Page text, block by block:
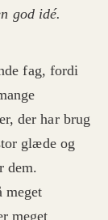
god idé.
fag, fordi
der har brug
glæde og
dem.
meget
meget